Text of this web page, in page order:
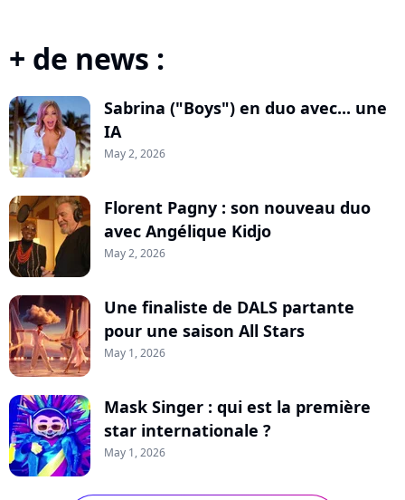
+ de news :
Sabrina ("Boys") en duo avec... une
IA
May 2, 2026
Florent Pagny : son nouveau duo
avec Angélique Kidjo
May 2, 2026
Une finaliste de DALS partante
pour une saison All Stars
May 1, 2026
Mask Singer : qui est la première
star internationale ?
May 1, 2026